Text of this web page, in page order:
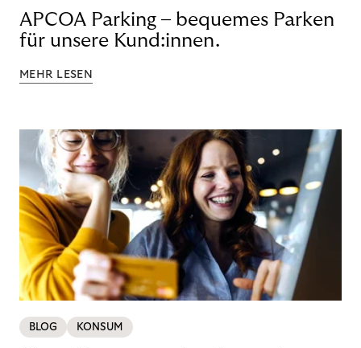
APCOA Parking – bequemes Parken
für unsere Kund:innen.
MEHR LESEN
BLOG KONSUM